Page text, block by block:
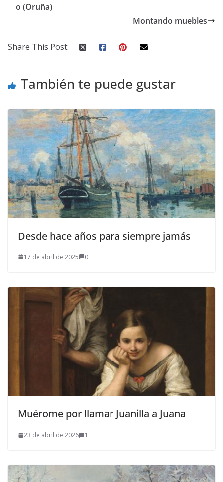
o (Oruña)
Montando muebles
Share This Post:
También te puede gustar
Desde hace años para siempre jamás
17 de abril de 2025 0
Muérome por llamar Juanilla a Juana
23 de abril de 2026 1